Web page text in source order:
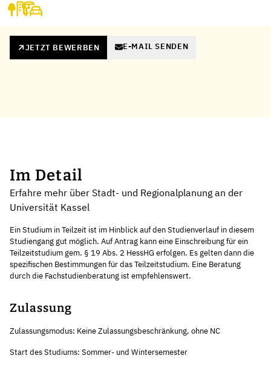
JETZT BEWERBEN E-MAIL SENDEN
Im Detail
Erfahre mehr über Stadt- und Regionalplanung an der
Universität Kassel
Ein Studium in Teilzeit ist im Hinblick auf den Studienverlauf in diesem
Studiengang gut möglich. Auf Antrag kann eine Einschreibung für ein
Teilzeitstudium gem. § 19 Abs. 2 HessHG erfolgen. Es gelten dann die
spezifischen Bestimmungen für das Teilzeitstudium. Eine Beratung
durch die Fachstudienberatung ist empfehlenswert.
Zulassung
Zulassungsmodus: Keine Zulassungsbeschränkung, ohne NC
Start des Studiums: Sommer- und Wintersemester